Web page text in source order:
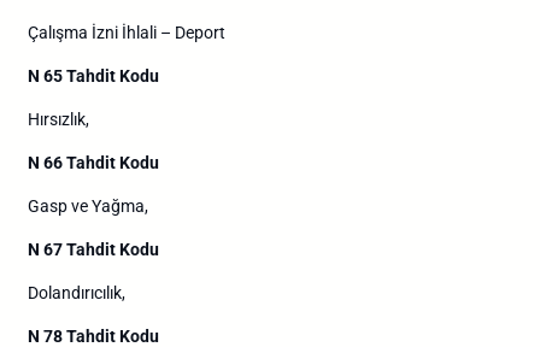
Çalışma İzni İhlali – Deport
N 65 Tahdit Kodu
Hırsızlık,
N 66 Tahdit Kodu
Gasp ve Yağma,
N 67 Tahdit Kodu
Dolandırıcılık,
N 78 Tahdit Kodu